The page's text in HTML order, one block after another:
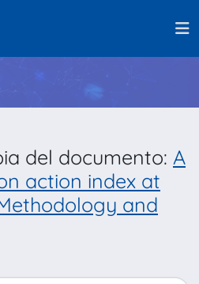
del documento: A
action index at
and